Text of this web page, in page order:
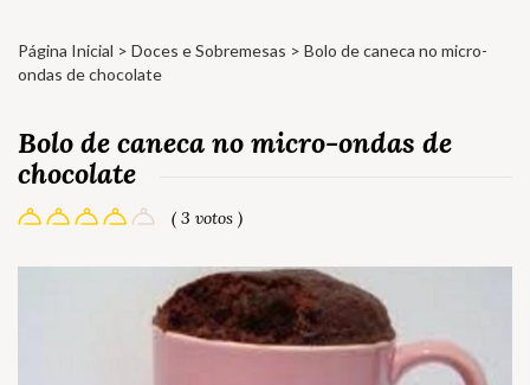
Página Inicial > Doces e Sobremesas > Bolo de caneca no micro-
ondas de chocolate
Bolo de caneca no micro-ondas de
chocolate
( 3 votos )